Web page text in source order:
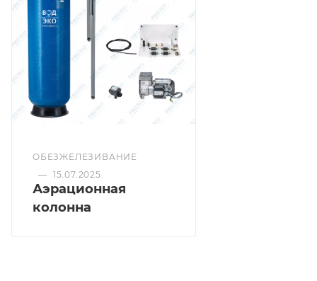
ОБЕЗЖЕЛЕЗИВАНИЕ
— 15.07.2025
Аэрационная
колонна